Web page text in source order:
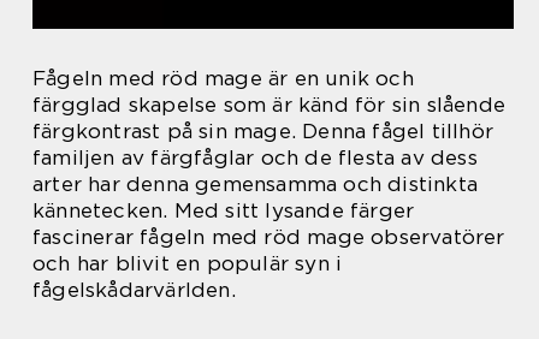
Fågeln med röd mage är en unik och
färgglad skapelse som är känd för sin slående
färgkontrast på sin mage. Denna fågel tillhör
familjen av färgfåglar och de flesta av dess
arter har denna gemensamma och distinkta
kännetecken. Med sitt lysande färger
fascinerar fågeln med röd mage observatörer
och har blivit en populär syn i
fågelskådarvärlden.